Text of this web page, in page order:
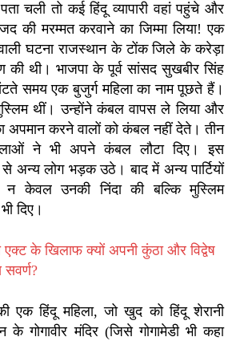
चली तो कई हिंदू व्यापारी वहां पहुंचे और
की मरम्मत करवाने का जिम्मा लिया! एक
घटना राजस्थान के टोंक जिले के करेड़ा
की थी। भाजपा के पूर्व सांसद सुखबीर सिंह
समय एक बुजुर्ग महिला का नाम पूछते हैं।
थीं। उन्होंने कंबल वापस ले लिया और
अपमान करने वालों को कंबल नहीं देते। तीन
ने भी अपने कंबल लौटा दिए। इस
अन्य लोग भड़क उठे। बाद में अन्य पार्टियों
न केवल उनकी निंदा की बल्कि मुस्लिम
दिए।
एक्ट के खिलाफ क्यों अपनी कुंठा और विद्वेष
सवर्ण?
की एक हिंदू महिला, जो खुद को हिंदू शेरानी
के गोगावीर मंदिर (जिसे गोगामेडी भी कहा